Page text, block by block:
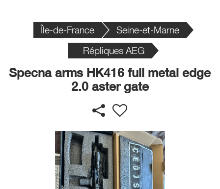
Île-de-France
Seine-et-Marne
Répliques AEG
Specna arms HK416 full metal edge
2.0 aster gate